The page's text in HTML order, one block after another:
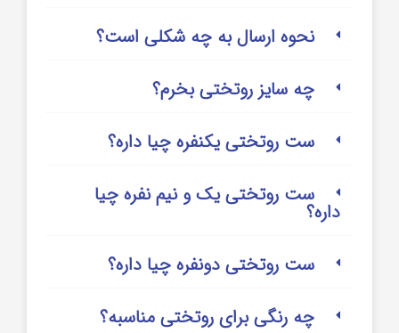
نحوه ارسال به چه شکلی است؟
چه سایز روتختی بخرم؟
ست روتختی یکنفره چیا داره؟
ست روتختی یک و نیم نفره چیا
داره؟
ست روتختی دونفره چیا داره؟
چه رنگی برای روتختی مناسبه؟